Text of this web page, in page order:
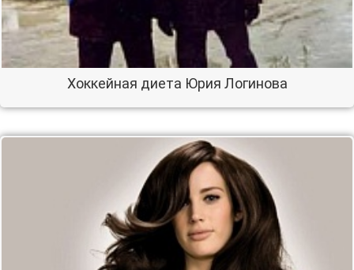
Хоккейная диета Юрия Логинова